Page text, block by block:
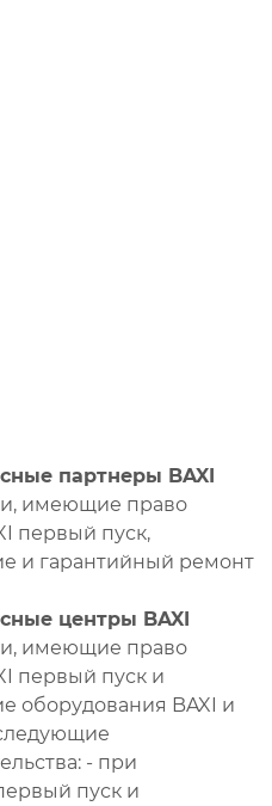
партнеры BAXI
имеющие право
первый пуск,
и гарантийный ремонт
центры BAXI
имеющие право
первый пуск и
оборудования BAXI и
- при
пуск и